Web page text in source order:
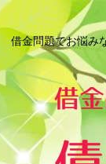
借金問題でお悩み